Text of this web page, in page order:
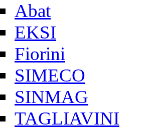
Abat
EKSI
Fiorini
SIMECO
SINMAG
TAGLIAVINI